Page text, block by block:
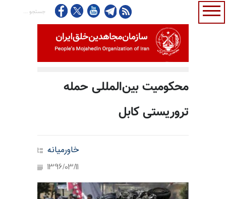
محکومیت بین‌المللی حمله
تروریستی کابل
خاورمیانه
1396/03/11